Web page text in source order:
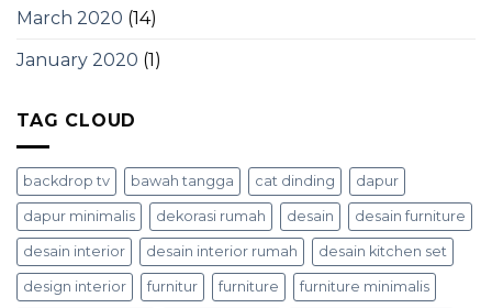
March 2020 (14)
January 2020 (1)
TAG CLOUD
backdrop tv bawah tangga cat dinding dapur
dapur minimalis dekorasi rumah desain desain furniture
desain interior desain interior rumah desain kitchen set
design interior furnitur furniture furniture minimalis